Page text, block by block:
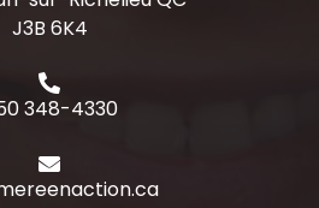
J3B 6K4
348-4330